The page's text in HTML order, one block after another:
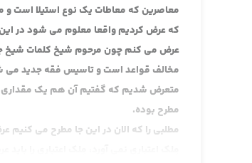
معاصرین که معاطات یک نوع استیلا است و
که عرض کردیم واقعا معلوم می شود در این
عرض می کنم چون مرحوم شیخ کلمات شیخ
مخالف قواعد است و تاسیس فقه جدید
متعرض شدیم که گفتیم آن هم یک مقداری
مطرح بوده.
مطلبی را که الان در این جا مطرح می